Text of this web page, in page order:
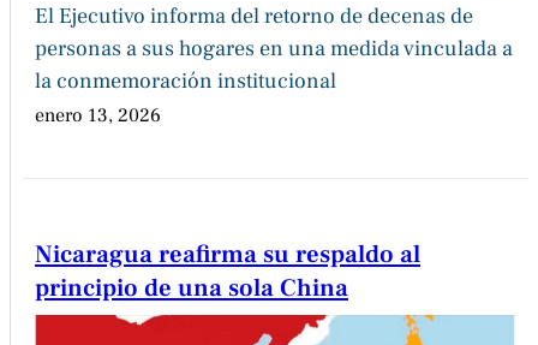
El Ejecutivo informa del retorno de decenas de
personas a sus hogares en una medida vinculada a
la conmemoración institucional
enero 13, 2026
Nicaragua reafirma su respaldo al
principio de una sola China